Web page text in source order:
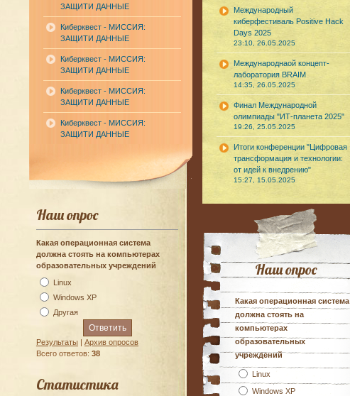
ЗАЩИТИ ДАННЫЕ
Киберквест - МИССИЯ:
ЗАЩИТИ ДАННЫЕ
Киберквест - МИССИЯ:
ЗАЩИТИ ДАННЫЕ
Киберквест - МИССИЯ:
ЗАЩИТИ ДАННЫЕ
Киберквест - МИССИЯ:
ЗАЩИТИ ДАННЫЕ
Наш опрос
Какая операционная система
должна стоять на компьютерах
образовательных учреждений
Linux
Windows XP
Другая
Результаты | Архив опросов
Всего ответов: 38
Статистика
Международный
киберфестиваль Positive Hack
Days 2025
23:10, 26.05.2025
Международнаой концепт-
лаборатория BRAIM
14:35, 26.05.2025
Финал Международной
олимпиады "ИТ-планета 2025"
19:26, 25.05.2025
Итоги конференции "Цифровая
трансформация и технологии:
от идей к внедрению"
15:27, 15.05.2025
Наш опрос
Какая операционная система
должна стоять на
компьютерах
образовательных
учреждений
Linux
Windows XP